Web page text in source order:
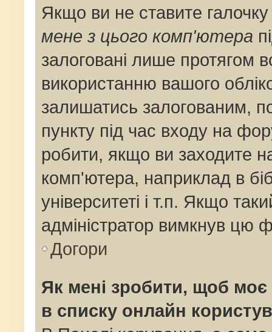
Якщо ви не ставите
мене з цього комп'ютера
залоговані лише протягом
використанню вашого
залишатись залогованим,
пункту під час входу на
робити, якщо ви заходите
комп'ютера, наприклад в
університеті і т.п. Якщо
адміністратор вимкнув цю
Догори
Як мені зробити, щоб моє
в списку онлайн